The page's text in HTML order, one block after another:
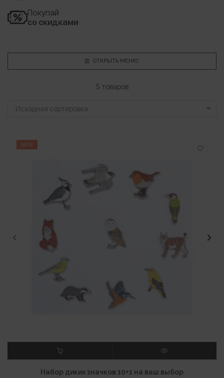
Покупай
со скидками
ОТКРЫТЬ МЕНЮ
5 товаров
Исходная сортировка
NEW
В КОРЗИНУ ПРОСМОТР
Набор диких значков 10+1 на ваш выбор